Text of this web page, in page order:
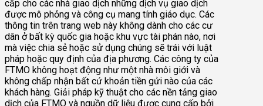
cấp cho các nhà giao dịch những dịch vụ giao dịch
được mô phỏng và công cụ mang tính giáo dục. Các
thông tin trên trang web này không dành cho các cư
dân ở bất kỳ quốc gia hoặc khu vực tài phán nào, nơi
mà việc chia sẻ hoặc sử dụng chúng sẽ trái với luật
pháp hoặc quy định của địa phương. Các công ty của
FTMO không hoạt động như một nhà môi giới và
không chấp nhận bất cứ khoản tiền gửi nào của các
khách hàng. Giải pháp kỹ thuật cho các nền tảng giao
dịch của FTMO và nguồn dữ liệu được cung cấp bởi